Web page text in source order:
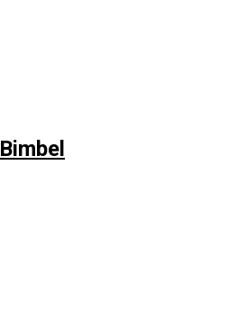
Bimbel